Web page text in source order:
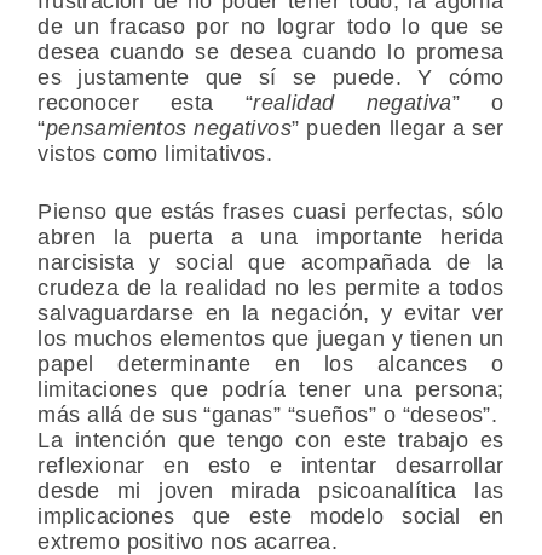
de un fracaso por no lograr todo lo que se
desea cuando se desea cuando lo promesa
es justamente que sí se puede. Y cómo
reconocer esta “realidad negativa” o
“pensamientos negativos” pueden llegar a ser
vistos como limitativos.
Pienso que estás frases cuasi perfectas, sólo
abren la puerta a una importante herida
narcisista y social que acompañada de la
crudeza de la realidad no les permite a todos
salvaguardarse en la negación, y evitar ver
los muchos elementos que juegan y tienen un
papel determinante en los alcances o
limitaciones que podría tener una persona;
más allá de sus “ganas” “sueños” o “deseos”.
La intención que tengo con este trabajo es
reflexionar en esto e intentar desarrollar
desde mi joven mirada psicoanalítica las
implicaciones que este modelo social en
extremo positivo nos acarrea.